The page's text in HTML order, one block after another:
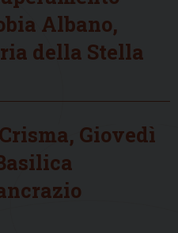
Albano,
della Stella
Giovedì